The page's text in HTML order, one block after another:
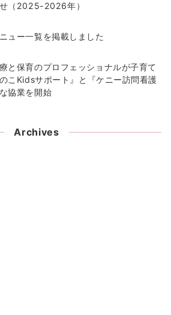
（2025-2026年）
ュー一覧を掲載しました
と保育のプロフェッショナルが子育て
こKidsサポート』と『ケニー訪問看護
協業を開始
Archives